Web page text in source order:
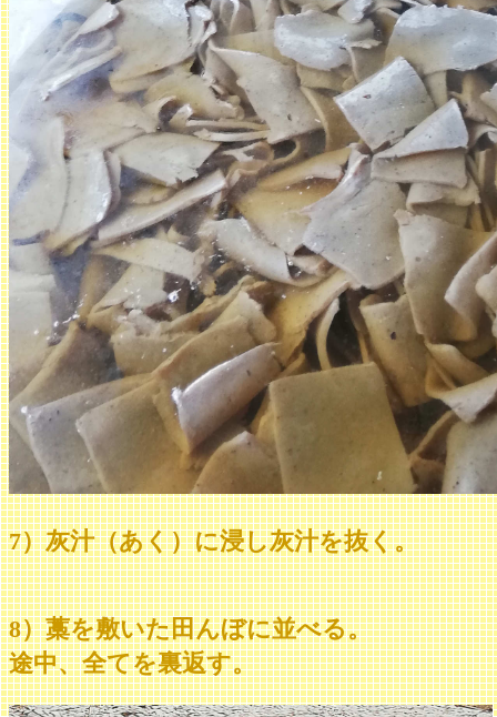
7）灰汁（あく）に浸し灰汁を抜く。
8）藁を敷いた田んぼに並べる。
途中、全てを裏返す。